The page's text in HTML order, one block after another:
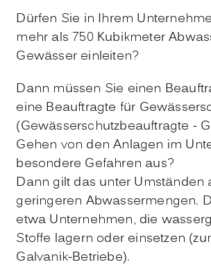
Dürfen Sie in Ihrem
mehr als 750 Kubikmeter
Gewässer einleiten?
Dann müssen Sie einen
eine Beauftragte für
(Gewässerschutzbeauftragte -
Gehen von den Anlagen im
besondere Gefahren aus?
Dann gilt das unter Umständen
geringeren Abwassermengen.
etwa Unternehmen, die
Stoffe lagern oder einsetzen
Galvanik-Betriebe).